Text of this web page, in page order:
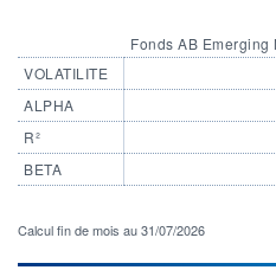
VOLATILITE
ALPHA
R²
BETA
Fonds AB Emerging
Calcul fin de mois au 31/07/2026